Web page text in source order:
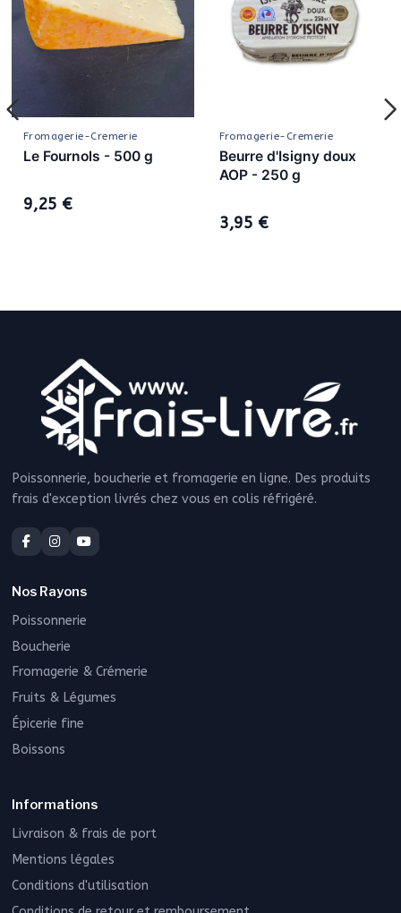
Fromagerie-Cremerie
Le Fournols - 500 g
9,25 €
Fromagerie-Cremerie
Beurre d'Isigny doux
AOP - 250 g
3,95 €
Poissonnerie, boucherie et fromagerie en ligne. Des produits
frais d'exception livrés chez vous en colis réfrigéré.
Nos Rayons
Poissonnerie
Boucherie
Fromagerie & Crémerie
Fruits & Légumes
Épicerie fine
Boissons
Informations
Livraison & frais de port
Mentions légales
Conditions d'utilisation